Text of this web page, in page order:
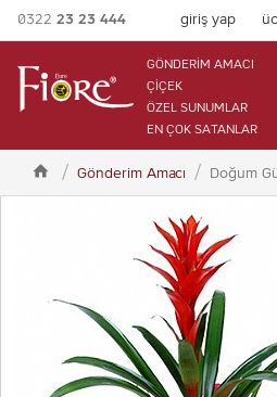
0322 23 23 444 giriş yap
GÖNDERİM AMACI
ÇİÇEK
ÖZEL SUNUMLAR
EN ÇOK SATANLAR
 Gönderim Amacı Doğum